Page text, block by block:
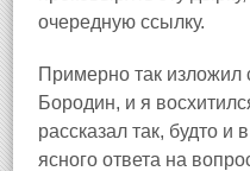
очередную ссылку.
Примерно так изложил
Бородин, и я
рассказал так, будто и
ясного ответа на